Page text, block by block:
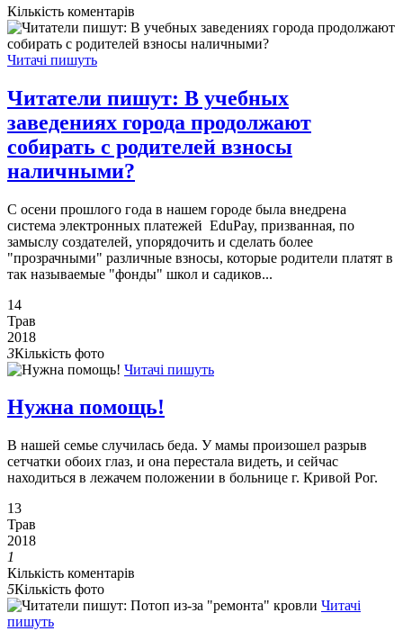
Кількість коментарів
Читачі пишуть
Читатели пишут: В учебных
заведениях города продолжают
собирать с родителей взносы
наличными?
С осени прошлого года в нашем городе была внедрена
система электронных платежей EduPay, призванная, по
замыслу создателей, упорядочить и сделать более
"прозрачными" различные взносы, которые родители платят в
так называемые "фонды" школ и садиков...
14
Трав
2018
3Кількість фото
Читачі пишуть
Нужна помощь!
В нашей семье случилась беда. У мамы произошел разрыв
сетчатки обоих глаз, и она перестала видеть, и сейчас
находиться в лежачем положении в больнице г. Кривой Рог.
13
Трав
2018
1
Кількість коментарів
5Кількість фото
Читачі
пишуть